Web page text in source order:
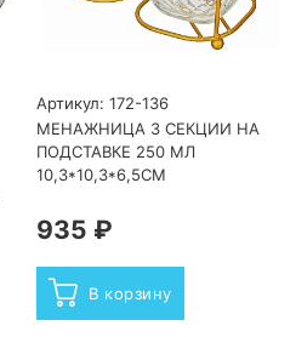
Артикул: 172-136
МЕНАЖНИЦА 3 СЕКЦИИ НА
ПОДСТАВКЕ 250 МЛ
10,3*10,3*6,5СМ
935 ₽
В корзину